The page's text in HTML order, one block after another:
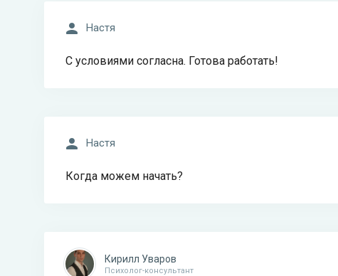
Настя
С условиями согласна. Готова работать!
Настя
Когда можем начать?
Кирилл Уваров
Психолог-консультант